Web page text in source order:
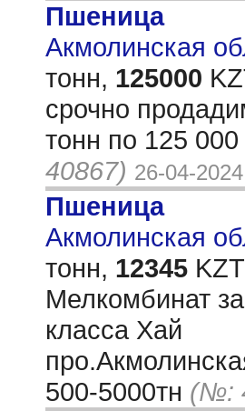
Пшеница
Акмолинская
тонн, 125000
срочно
тонн по 125
40867) 26-04-2024
Пшеница
Акмолинская
тонн, 12345
Мелкомбинат
класса Хай
500-5000тн (№: